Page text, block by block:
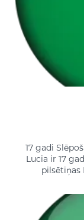
17 gadi
Lucia ir 17
pilsētiņas